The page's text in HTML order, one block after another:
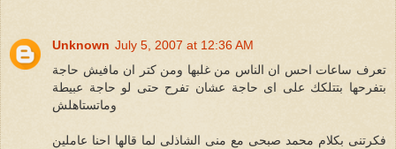
Unknown July 5, 2007 at 12:36 AM
تعرف ساعات احس ان الناس من غلبها ومن كتر ان مافيش حاجة
بتفرحها بتتلكك على اى حاجة عشان تفرح حتى لو حاجة عبيطة
وماتستاهلش
فكرتنى بكلام محمد صبحى مع منى الشاذلى لما قالها احنا عاملين